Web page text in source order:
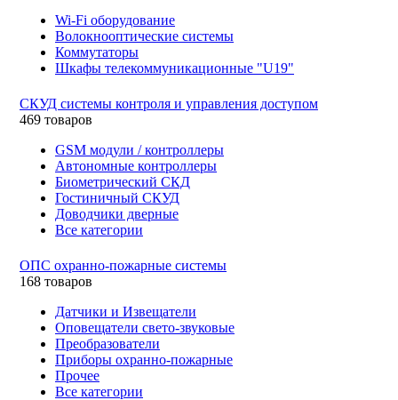
Wi-Fi оборудование
Волокнооптические системы
Коммутаторы
Шкафы телекоммуникационные "U19"
СКУД системы контроля и управления доступом
469 товаров
GSM модули / контроллеры
Автономные контроллеры
Биометрический СКД
Гостиничный СКУД
Доводчики дверные
Все категории
ОПС охранно-пожарные системы
168 товаров
Датчики и Извещатели
Оповещатели свето-звуковые
Преобразователи
Приборы охранно-пожарные
Прочее
Все категории